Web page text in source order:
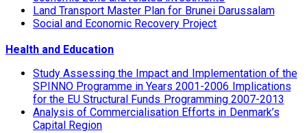
Land Transport Master Plan for Brunei Darussalam
Social and Economic Recovery Project
Health and Education
Study Assessing the Impact and Implementation of the
SPINNO Programme in Years 2001-2006 Implications
for the EU Structural Funds Programming 2007-2013
Analysis of Commercialisation Efforts in Denmark’s
Capital Region